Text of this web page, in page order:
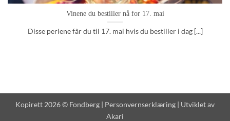
Vinene du bestiller nå for 17. mai
Disse perlene får du til 17. mai hvis du bestiller i dag [...]
Kopirett 2026 © Fondberg | Personvernserklæring | Utviklet av
Akari